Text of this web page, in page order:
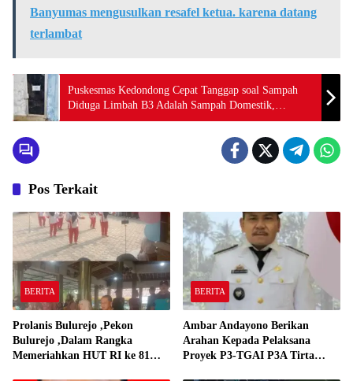
Banyumas mengusulkan resafel ketua. karena datang
terlambat
Puskesmas Kedondong Cepat Tanggap soal Sampah
Diduga Limbah B3 Adalah Sampah Domestik,
Pengelolaan Limbah Medis Sesuai SOP
Pos Terkait
BERITA
Prolanis Bulurejo ,Pekon
Bulurejo ,Dalam Rangka
Memeriahkan HUT RI ke 81
BERITA
Ambar Andayono Berikan
Arahan Kepada Pelaksana
Proyek P3-TGAI P3A Tirta